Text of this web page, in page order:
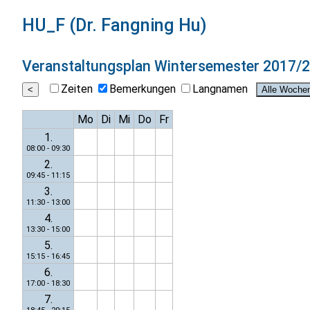
HU_F (Dr. Fangning Hu)
Veranstaltungsplan Wintersemester 2017/
Zeiten Bemerkungen Langnamen
Mo Di Mi Do
Fr
1.
08:00 - 09:30
2.
09:45 - 11:15
3.
11:30 - 13:00
4.
13:30 - 15:00
5.
15:15 - 16:45
6.
17:00 - 18:30
7.